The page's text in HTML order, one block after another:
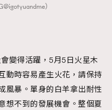
）
變得活躍，5月5日火星木
動時容易產生火花，請保持
風暴。單身的白羊拿出耐性
想不到的發展機會。整個夏